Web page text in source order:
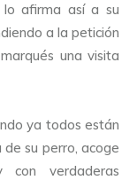
lo afirma así a su
a la petición
una visita
ya todos están
su perro, acoge
con verdaderas